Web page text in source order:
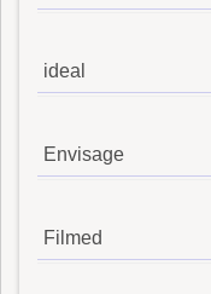
ideal
Envisage
Filmed